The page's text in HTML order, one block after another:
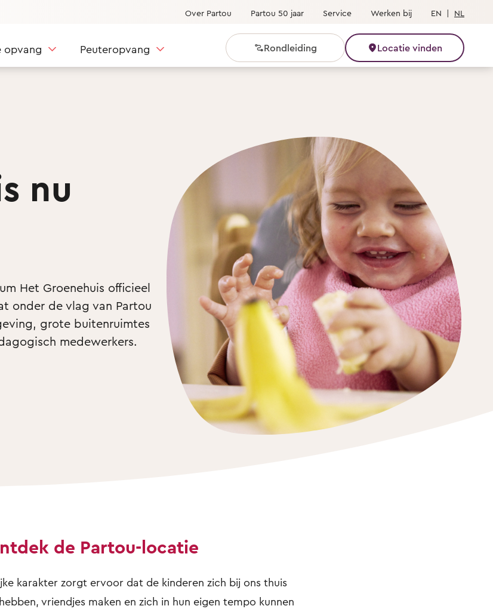
Over Partou Partou 50 jaar Service Werken bij EN | NL
opvang Peuteropvang Rondleiding Locatie vinden
nu
Het Groenehuis officieel
onder de vlag van Partou
grote buitenruimtes
medewerkers.
de Partou-locatie
karakter zorgt ervoor dat de kinderen zich bij ons thuis
vriendjes maken en zich in hun eigen tempo kunnen